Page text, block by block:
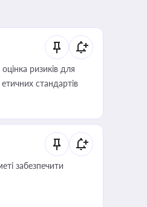
ризиків для
стандартів
забезпечити